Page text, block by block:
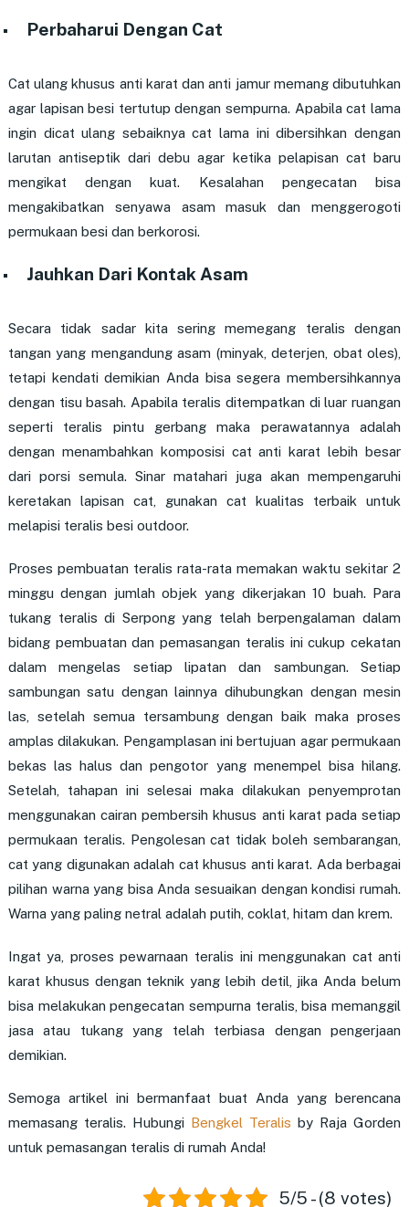
Perbaharui Dengan Cat
Cat ulang khusus anti karat dan anti jamur memang dibutuhkan
agar lapisan besi tertutup dengan sempurna. Apabila cat lama
ingin dicat ulang sebaiknya cat lama ini dibersihkan dengan
larutan antiseptik dari debu agar ketika pelapisan cat baru
mengikat dengan kuat. Kesalahan pengecatan bisa
mengakibatkan senyawa asam masuk dan menggerogoti
permukaan besi dan berkorosi.
Jauhkan Dari Kontak Asam
Secara tidak sadar kita sering memegang teralis dengan
tangan yang mengandung asam (minyak, deterjen, obat oles),
tetapi kendati demikian Anda bisa segera membersihkannya
dengan tisu basah. Apabila teralis ditempatkan di luar ruangan
seperti teralis pintu gerbang maka perawatannya adalah
dengan menambahkan komposisi cat anti karat lebih besar
dari porsi semula. Sinar matahari juga akan mempengaruhi
keretakan lapisan cat, gunakan cat kualitas terbaik untuk
melapisi teralis besi outdoor.
Proses pembuatan teralis rata-rata memakan waktu sekitar 2
minggu dengan jumlah objek yang dikerjakan 10 buah. Para
tukang teralis di Serpong yang telah berpengalaman dalam
bidang pembuatan dan pemasangan teralis ini cukup cekatan
dalam mengelas setiap lipatan dan sambungan. Setiap
sambungan satu dengan lainnya dihubungkan dengan mesin
las, setelah semua tersambung dengan baik maka proses
amplas dilakukan. Pengamplasan ini bertujuan agar permukaan
bekas las halus dan pengotor yang menempel bisa hilang.
Setelah, tahapan ini selesai maka dilakukan penyemprotan
menggunakan cairan pembersih khusus anti karat pada setiap
permukaan teralis. Pengolesan cat tidak boleh sembarangan,
cat yang digunakan adalah cat khusus anti karat. Ada berbagai
pilihan warna yang bisa Anda sesuaikan dengan kondisi rumah.
Warna yang paling netral adalah putih, coklat, hitam dan krem.
Ingat ya, proses pewarnaan teralis ini menggunakan cat anti
karat khusus dengan teknik yang lebih detil, jika Anda belum
bisa melakukan pengecatan sempurna teralis, bisa memanggil
jasa atau tukang yang telah terbiasa dengan pengerjaan
demikian.
Semoga artikel ini bermanfaat buat Anda yang berencana
memasang teralis. Hubungi Bengkel Teralis by Raja Gorden
untuk pemasangan teralis di rumah Anda!
5/5 - (8 votes)